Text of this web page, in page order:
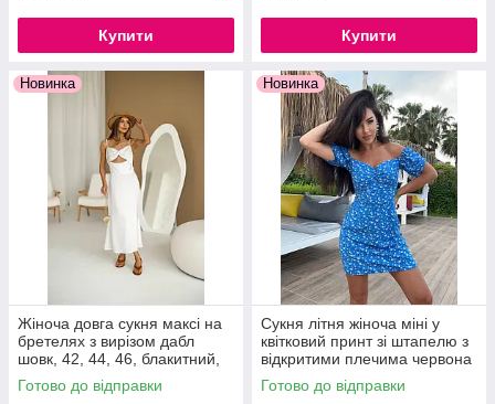
Купити Купити
Новинка
Жіноча довга сукня максі на
бретелях з вирізом дабл
шовк, 42, 44, 46, блакитний,
червоний, молочний, чорний,
жовтий, помаранчевий
Готово до відправки
Новинка
Сукня літня жіноча міні у
квітковий принт зі штапелю з
відкритими плечима червона
та синя, S, M
Готово до відправки